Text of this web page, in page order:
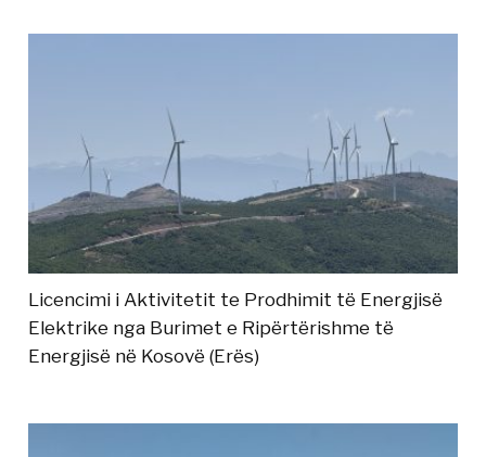
Licencimi i Aktivitetit te Prodhimit të Energjisë
Elektrike nga Burimet e Ripërtërishme të
Energjisë në Kosovë (Erës)